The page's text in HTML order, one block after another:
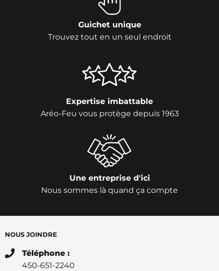
Guichet unique
Trouvez tout en un seul endroit
Expertise imbattable
Aréo-Feu vous protège depuis 1963
Une entreprise d'ici
Nous sommes là quand ça compte
NOUS JOINDRE
Téléphone :
450-651-2240